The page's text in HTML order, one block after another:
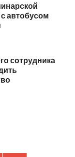
автобусом
сотрудника